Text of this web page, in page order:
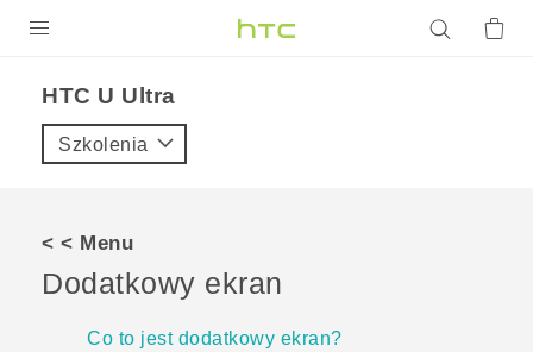
VIVE
HTC U Ultra‎
Szkolenia
< < Menu
Dodatkowy ekran
Co to jest dodatkowy ekran?